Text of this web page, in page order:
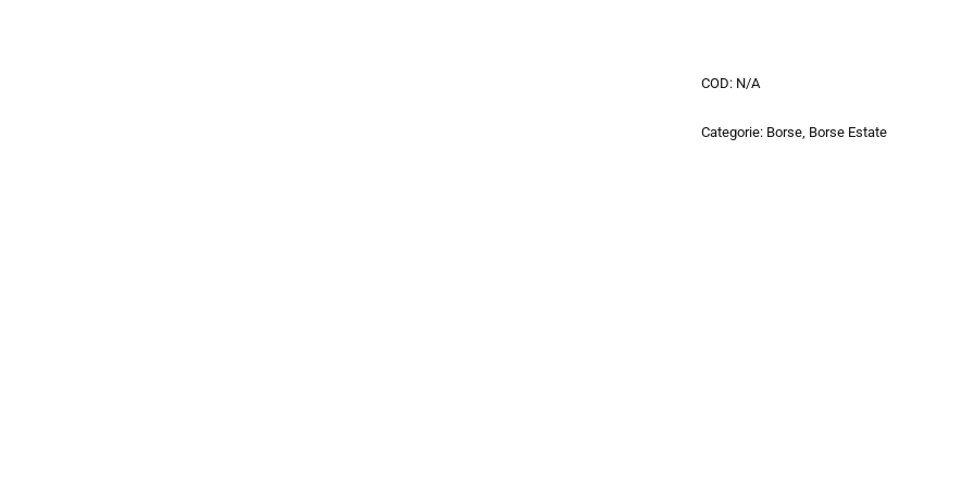
COD: N/A
Categorie: Borse Borse Estate